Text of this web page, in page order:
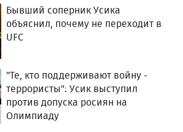
Бывший соперник Усика
объяснил, почему не переходит в
UFC
"Те, кто поддерживают войну -
террористы": Усик выступил
против допуска росиян на
Олимпиаду